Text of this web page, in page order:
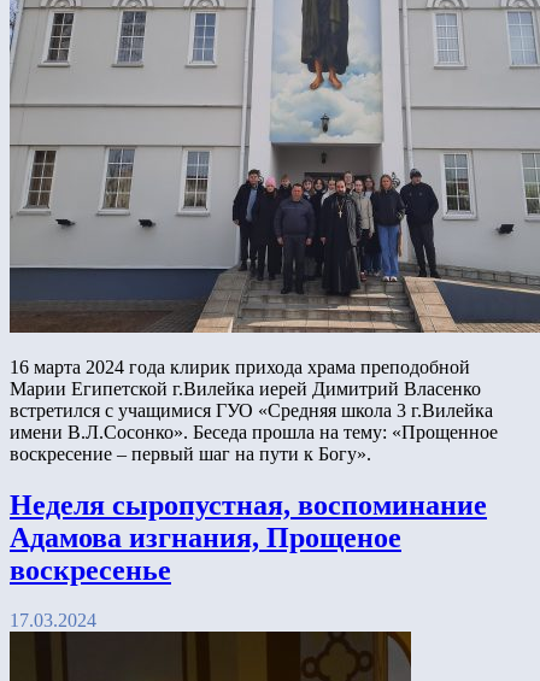
16 марта 2024 года клирик прихода храма преподобной
Марии Египетской г.Вилейка иерей Димитрий Власенко
встретился с учащимися ГУО «Средняя школа 3 г.Вилейка
имени В.Л.Сосонко». Беседа прошла на тему: «Прощенное
воскресение – первый шаг на пути к Богу».
Неделя сыропустная, воспоминание
Адамова изгнания, Прощеное
воскресенье
17.03.2024